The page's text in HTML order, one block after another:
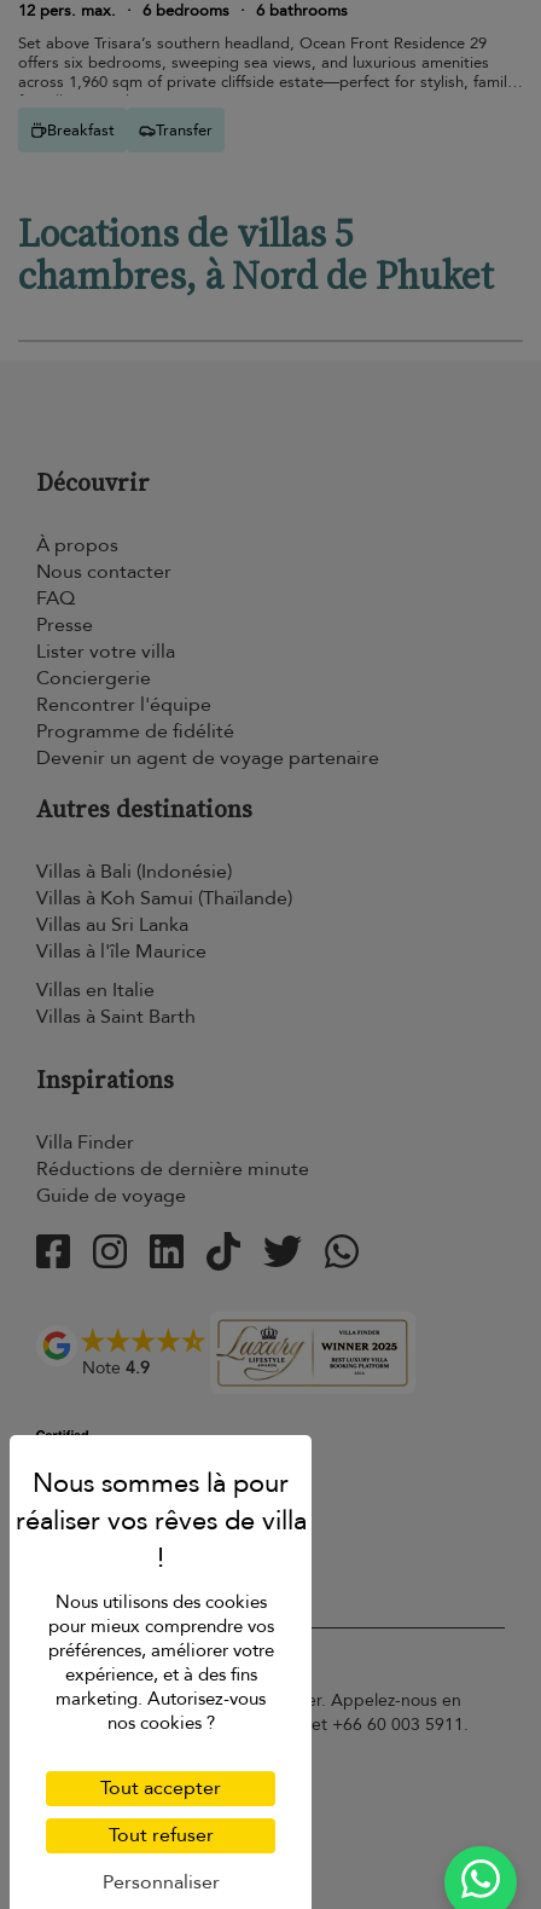
12 pers. max. · 6 bedrooms · 6 bathrooms
Set above Trisara’s southern headland, Ocean Front Residence 29
offers six bedrooms, sweeping sea views, and luxurious amenities
across 1,960 sqm of private cliffside estate—perfect for stylish, family-
friendly tropical escapes.
Breakfast
Transfer
Locations de villas 5
chambres, à Nord de Phuket
Découvrir
À propos
Nous contacter
FAQ
Presse
Lister votre villa
Conciergerie
Rencontrer l'équipe
Programme de fidélité
Devenir un agent de voyage partenaire
Autres destinations
Villas à Bali (Indonésie)
Villas à Koh Samui (Thaïlande)
Villas au Sri Lanka
Villas à l'île Maurice
Villas en Italie
Villas à Saint Barth
Inspirations
Villa Finder
Réductions de dernière minute
Guide de voyage
Note 4.9
USD $ fr Français
Copyright © 2026 Phuket Villa Finder. Appelez-nous en
France au 01 78 90 04 96 ou à Phuket +66 60 003 5911.
Politique de confidentialité
Cookies
Plan du site
Nous utilisons des cookies
pour mieux comprendre vos
préférences, améliorer votre
expérience, et à des fins
marketing. Autorisez-vous
nos cookies ?
Tout accepter
Tout refuser
Personnaliser